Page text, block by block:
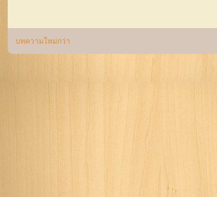
บทความใหม่กว่า